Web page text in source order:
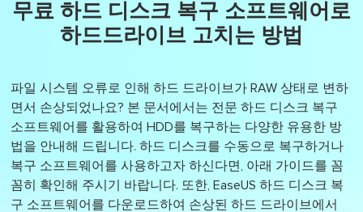
무료 하드 디스크 복구 소프트웨어로
하드드라이브 고치는 방법
파일 시스템 오류로 인해 하드 드라이브가 RAW 상태로 변하
면서 손상되었나요? 본 문서에서는 전문 하드 디스크 복구
소프트웨어를 활용하여 HDD를 복구하는 다양한 유용한 방
법을 안내해 드립니다. 하드 디스크를 수동으로 복구하거나
복구 소프트웨어를 사용하고자 하신다면, 아래 가이드를 꼼
꼼히 확인해 주시기 바랍니다. 또한, EaseUS 하드 디스크 복
구 소프트웨어를 다운로드하여 손상된 하드 드라이브에서